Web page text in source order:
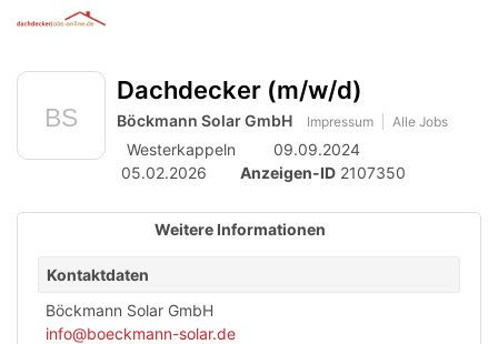
Accessibility
Navigation
Inhalt
von
mobilem
Endgerät
Dachdecker (m/w/d)
Böckmann Solar GmbH Impressum Alle Jobs
Westerkappeln
09.09.2024
05.02.2026
Anzeigen-ID 2107350
Weitere Informationen
Kontaktdaten
Böckmann Solar GmbH
info@boeckmann-solar.de